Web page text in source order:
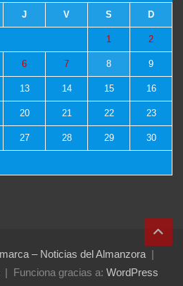
J V S D
1 2
6 7 8 9
13 14 15 16
20 21 22 23
27 28 29 30
– Noticias del Almanzora
Funciona gracias a: WordPress